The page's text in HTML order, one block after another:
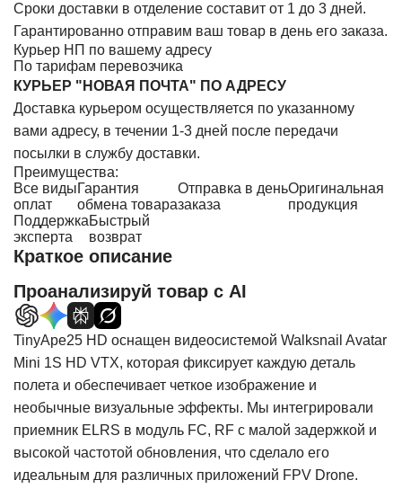
Сроки доставки в отделение составит от 1 до 3 дней.
Гарантированно отправим ваш товар в день его заказа.
Курьер НП по вашему адресу
По тарифам перевозчика
КУРЬЕР "НОВАЯ ПОЧТА" ПО АДРЕСУ
Доставка курьером осуществляется по указанному
вами адресу, в течении 1-3 дней после передачи
посылки в службу доставки.
Преимущества:
Все виды
оплат
Гарантия
обмена товара
Отправка в день
заказа
Оригинальная
продукция
Поддержка
эксперта
Быстрый
возврат
Краткое описание
Проанализируй товар с AI
TinyApe25 HD оснащен видеосистемой Walksnail Avatar
Mini 1S HD VTX, которая фиксирует каждую деталь
полета и обеспечивает четкое изображение и
необычные визуальные эффекты. Мы интегрировали
приемник ELRS в модуль FC, RF с малой задержкой и
высокой частотой обновления, что сделало его
идеальным для различных приложений FPV Drone.